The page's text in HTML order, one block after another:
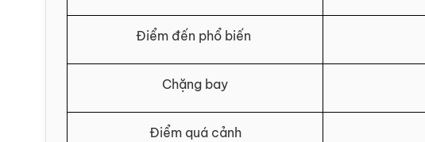
Điểm đến phổ biến
Chặng bay
Điểm quá cảnh